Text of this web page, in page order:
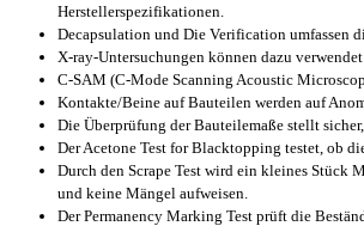
Herstellerspezifikationen.
Decapsulation und Die Verification umfassen
X-ray-Untersuchungen können dazu
C-SAM (C-Mode Scanning Acoustic
Kontakte/Beine auf Bauteilen werden auf
Die Überprüfung der Bauteilemaße stellt
Der Acetone Test for Blacktopping testet, ob
Durch den Scrape Test wird ein kleines Stück
und keine Mängel aufweisen.
Der Permanency Marking Test prüft die